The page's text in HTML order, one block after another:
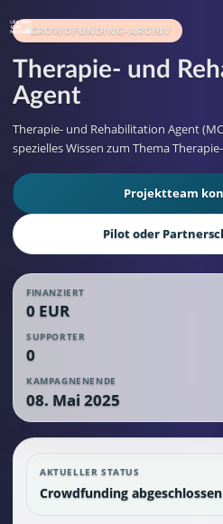
CROWDFUNDING-ARCHIV
Therapie- und
Agent
Therapie- und Rehabilitation Agent
spezielles Wissen zum Thema
Projektteam
Pilot oder
FINANZIERT
0 EUR
SUPPORTER
0
KAMPAGNENENDE
08. Mai 2025
AKTUELLER STATUS
Crowdfunding abgeschlossen